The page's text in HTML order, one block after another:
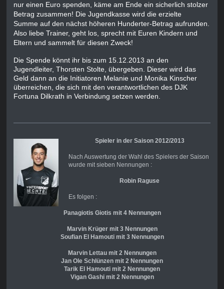
nur einen Euro spenden, käme am Ende ein sicherlich stolzer
Betrag zusammen! Die Jugendkasse wird die erzielte
Summe auf den nächst höheren Hunderter-Betrag aufrunden.
Also liebe Trainer, geht los, sprecht mit Euren Kindern und
Eltern und sammelt für diesen Zweck!
Die Spende könnt ihr bis zum 15.12.2013 an den
Jugendleiter, Thorsten Stolte, übergeben. Dieser wird das
Geld dann an die Initiatoren Melanie und Monika Kinscher
überreichen, die sich mit den verantwortlichen des DJK
Fortuna Dilkrath in Verbindung setzen werden.
Spieler in der Saison 2012/2013
Nach Auswertung der Wahl des Spielers der Saison
wurde mit sieben Nennungen :
Robin Raguse
Es folgen :
Panagiotis Giotis mit 4 Nennungen
Marvin Krüger mit 3 Nennungen
Soufian El Hamouti mit 3 Nennungen
Marvin Lettau mit 2 Nennungen
Jan Ole Schlünzen mit 2 Nennungen
Tarik El Hamouti mit 2 Nennungen
Vigan Gashi mit 2 Nennungen